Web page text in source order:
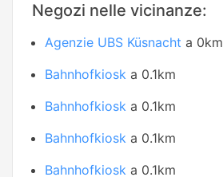
Negozi nelle vicinanze:
Agenzie UBS Küsnacht a 0km
Bahnhofkiosk a 0.1km
Bahnhofkiosk a 0.1km
Bahnhofkiosk a 0.1km
Bahnhofkiosk a 0.1km